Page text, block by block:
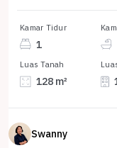
Kamar Tidur
1
Luas Tanah
128 m²
Swanny